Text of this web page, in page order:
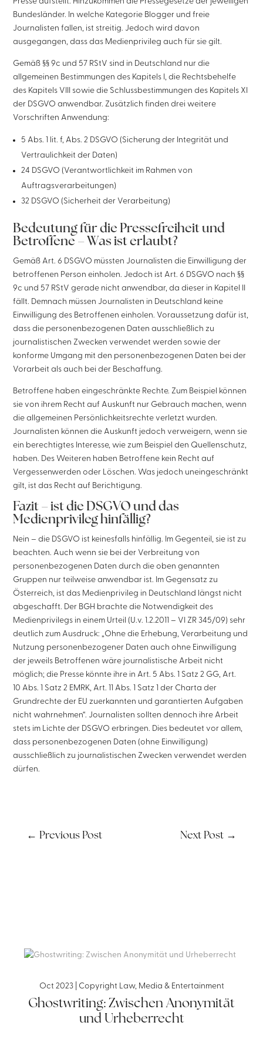
Bundesländer. In welche Kategorie Blogger und freie
Journalisten fallen, ist streitig. Jedoch wird davon
ausgegangen, dass das Medienprivileg auch für sie gilt.
Gemäß §§ 9c und 57 RStV sind in Deutschland nur die
allgemeinen Bestimmungen des Kapitels I, die Rechtsbehelfe
des Kapitels VIII sowie die Schlussbestimmungen des Kapitels XI
der DSGVO anwendbar. Zusätzlich finden drei weitere
Vorschriften Anwendung:
5 Abs. 1 lit. f, Abs. 2 DSGVO (Sicherung der Integrität und
Vertraulichkeit der Daten)
24 DSGVO (Verantwortlichkeit im Rahmen von
Auftragsverarbeitungen)
32 DSGVO (Sicherheit der Verarbeitung)
Bedeutung für die Pressefreiheit und
Betroffene – Was ist erlaubt?
Gemäß Art. 6 DSGVO müssten Journalisten die Einwilligung der
betroffenen Person einholen. Jedoch ist Art. 6 DSGVO nach §§
9c und 57 RStV gerade nicht anwendbar, da dieser in Kapitel II
fällt. Demnach müssen Journalisten in Deutschland keine
Einwilligung des Betroffenen einholen. Voraussetzung dafür ist,
dass die personenbezogenen Daten ausschließlich zu
journalistischen Zwecken verwendet werden sowie der
konforme Umgang mit den personenbezogenen Daten bei der
Vorarbeit als auch bei der Beschaffung.
Betroffene haben eingeschränkte Rechte. Zum Beispiel können
sie von ihrem Recht auf Auskunft nur Gebrauch machen, wenn
die allgemeinen Persönlichkeitsrechte verletzt wurden.
Journalisten können die Auskunft jedoch verweigern, wenn sie
ein berechtigtes Interesse, wie zum Beispiel den Quellenschutz,
haben. Des Weiteren haben Betroffene kein Recht auf
Vergessenwerden oder Löschen. Was jedoch uneingeschränkt
gilt, ist das Recht auf Berichtigung.
Fazit – ist die DSGVO und das
Medienprivileg hinfällig?
Nein – die DSGVO ist keinesfalls hinfällig. Im Gegenteil, sie ist zu
beachten. Auch wenn sie bei der Verbreitung von
personenbezogenen Daten durch die oben genannten
Gruppen nur teilweise anwendbar ist. Im Gegensatz zu
Österreich, ist das Medienprivileg in Deutschland längst nicht
abgeschafft. Der BGH brachte die Notwendigkeit des
Medienprivilegs in einem Urteil (U.v. 1.2.2011 – VI ZR 345/09) sehr
deutlich zum Ausdruck: „Ohne die Erhebung, Verarbeitung und
Nutzung personenbezogener Daten auch ohne Einwilligung
der jeweils Betroffenen wäre journalistische Arbeit nicht
möglich; die Presse könnte ihre in Art. 5 Abs. 1 Satz 2 GG, Art.
10 Abs. 1 Satz 2 EMRK, Art. 11 Abs. 1 Satz 1 der Charta der
Grundrechte der EU zuerkannten und garantierten Aufgaben
nicht wahrnehmen“. Journalisten sollten dennoch ihre Arbeit
stets im Lichte der DSGVO erbringen. Dies bedeutet vor allem,
dass personenbezogenen Daten (ohne Einwilligung)
ausschließlich zu journalistischen Zwecken verwendet werden
dürfen.
← Previous Post Next Post →
Ghostwriting: Zwischen Anonymität
und Urheberrecht
Oct 2023| Copyright Law, Media & Entertainment